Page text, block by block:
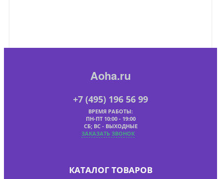
Aoha.ru
+7 (495) 196 56 99
ВРЕМЯ РАБОТЫ:
ПН-ПТ 10:00 - 19:00
СБ; ВС - ВЫХОДНЫЕ
ЗАКАЗАТЬ ЗВОНОК
КАТАЛОГ ТОВАРОВ